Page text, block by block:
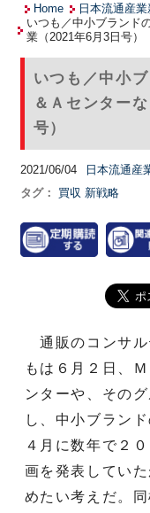
Home 日本流通産業
いつも／中小ブランド
業（2021年6月3日号）
いつも／中小
＆Ａセンター
号）
2021/06/04 日本流通産
タグ：
買収 新戦略
通販のコンサル
もは６月２日、
ンターや、その
し、中小ブラン
４月に数年で２
画を発表してい
めたい考えだ。